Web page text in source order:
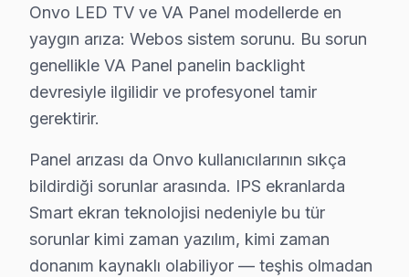
• Küçükçekmece'de Bağlantı Sorunları: HDMI
Chip-level müdahale kapasitemizle
Onvo Parça Kalitesi – Küçükçekmece
Küçükçekmece genelinde Onvo TV teknik servis
Atakent, Atatürk, Beşyol, Cennet, Cumhuriyet,
Gültepe, Halkalı, İkitelli Organize Sanayi, İnönü,
Mehmet Akif, Söğütlüçeşme, Sultanmurat, Tevfik
Onvo LED TV ve VA Panel modellerde en
yaygın arıza: Webos sistem sorunu. Bu sorun
genellikle VA Panel panelin backlight
devresiyle ilgilidir ve profesyonel tamir
gerektirir.
Panel arızası da Onvo kullanıcılarının sıkça
bildirdiği sorunlar arasında. IPS ekranlarda
Smart ekran teknolojisi nedeniyle bu tür
sorunlar kimi zaman yazılım, kimi zaman
donanım kaynaklı olabiliyor — teşhis olmadan